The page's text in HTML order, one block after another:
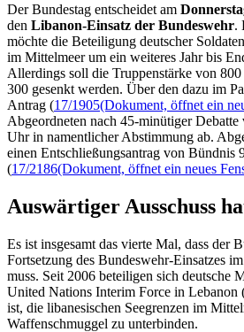
Der Bundestag entscheidet am
den Libanon-Einsatz der Bundeswehr.
möchte die Beteiligung deutscher
im Mittelmeer um ein weiteres Jahr bis
Allerdings soll die Truppenstärke von
300 gesenkt werden. Über den dazu im
Antrag (17/1905(Dokument, öffnet ein
Abgeordneten nach 45-minütiger
Uhr in namentlicher Abstimmung ab.
einen Entschließungsantrag von Bündnis
(17/2186(Dokument, öffnet ein neues
Auswärtiger Ausschuss
Es ist insgesamt das vierte Mal, dass der
Fortsetzung des Bundeswehr-Einsatzes
muss. Seit 2006 beteiligen sich deutsche
United Nations Interim Force in
ist, die libanesischen Seegrenzen im
Waffenschmuggel zu unterbinden.